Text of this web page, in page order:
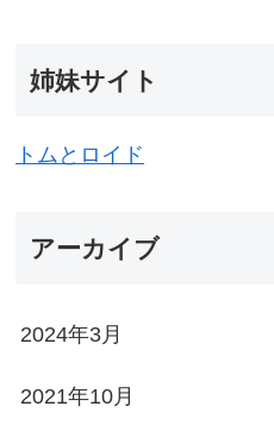
姉妹サイト
トムとロイド
アーカイブ
2024年3月
2021年10月